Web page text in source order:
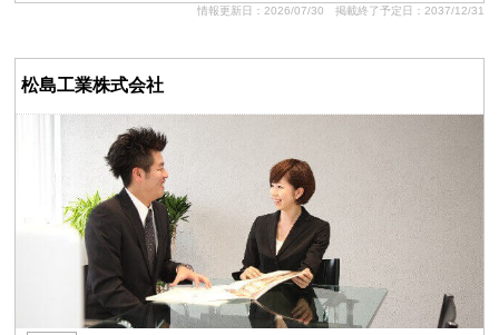
情報更新日：2026/07/30 掲載終了予定日：2037/12/31
松島工業株式会社